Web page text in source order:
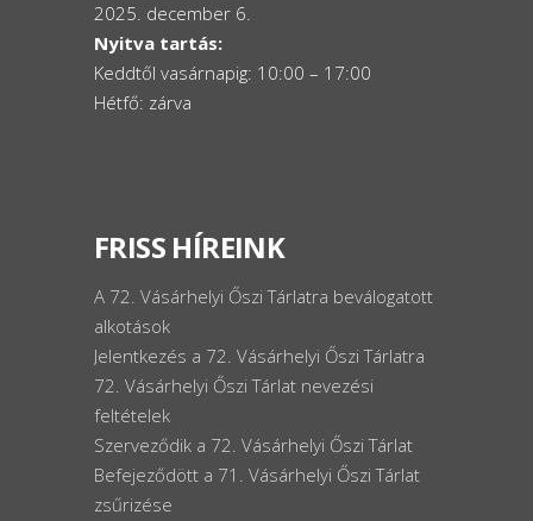
2025. december 6.
Nyitva tartás:
Keddtől vasárnapig: 10:00 – 17:00
Hétfő: zárva
FRISS HÍREINK
A 72. Vásárhelyi Őszi Tárlatra beválogatott
alkotások
Jelentkezés a 72. Vásárhelyi Őszi Tárlatra
72. Vásárhelyi Őszi Tárlat nevezési
feltételek
Szerveződik a 72. Vásárhelyi Őszi Tárlat
Befejeződött a 71. Vásárhelyi Őszi Tárlat
zsűrizése